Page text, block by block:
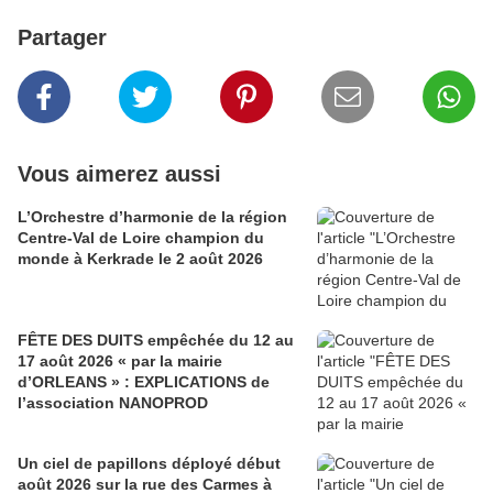
Partager
Vous aimerez aussi
L’Orchestre d’harmonie de la région
Centre-Val de Loire champion du
monde à Kerkrade le 2 août 2026
FÊTE DES DUITS empêchée du 12 au
17 août 2026 « par la mairie
d’ORLEANS » : EXPLICATIONS de
l’association NANOPROD
Un ciel de papillons déployé début
août 2026 sur la rue des Carmes à